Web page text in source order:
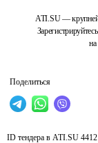
ATI.SU —
на
Поделиться
ID тендера в ATI.SU